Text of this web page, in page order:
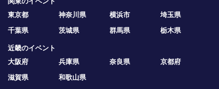
東京都
神奈川県 横浜市
埼玉県
千葉県
茨城県 群馬県 栃木県
近畿のイベント
大阪府
兵庫県 奈良県
京都府
滋賀県
和歌山県